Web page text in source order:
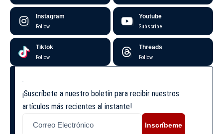
Instagram
Follow
Youtube
Subscribe
Tiktok
Follow
Threads
Follow
¡Suscríbete a nuestro boletín para recibir nuestros
artículos más recientes al instante!
Inscríbeme